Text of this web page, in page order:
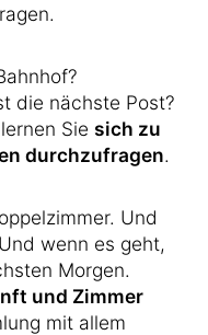
die nächste Post?
Sie sich zu
durchzufragen.
Und
wenn es geht,
Morgen.
und Zimmer
mit allem